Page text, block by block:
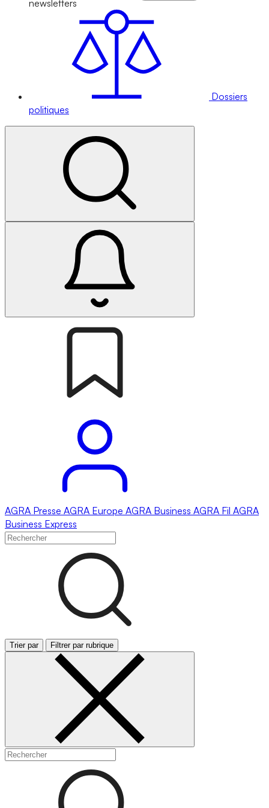
newsletters
Dossiers
politiques
AGRA Presse AGRA Europe AGRA Business AGRA Fil AGRA
Business Express
Trier par Filtrer par rubrique